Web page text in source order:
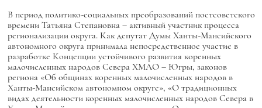
В период политико-социальных преобразований постсоветского
времени Татьяна Степановна – активный участник процесса
регионализации округа. Как депутат Думы Ханты-Мансийского
автономного округа принимала непосредственное участие в
разработке Концепции устойчивого развития коренных
малочисленных народов Севера ХМАО – Югры, законов
региона «Об общинах коренных малочисленных народов в
Ханты-Мансийском автономном округе», «О традиционных
видах деятельности коренных малочисленных народов Севера в